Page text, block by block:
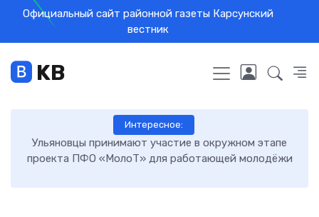
Официальный сайт районной газеты Карсунский
вестник
KB
Интересное:
Ульяновцы принимают участие в окружном этапе
проекта ПФО «МолоТ» для работающей молодёжи